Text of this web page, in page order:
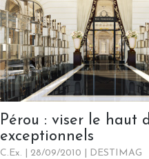
Pérou : viser le haut
exceptionnels
C.Ex. | 28/09/2010
DESTIMAG